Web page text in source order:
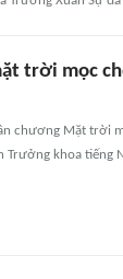
trời mọc
chương Mặt trời
Trưởng khoa